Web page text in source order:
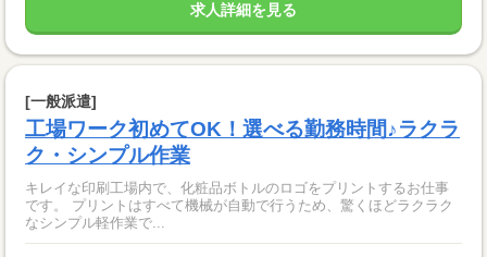
求人詳細を見る
[一般派遣]
工場ワーク初めてOK！選べる勤務時間♪ラクラ
ク・シンプル作業
キレイな印刷工場内で、化粧品ボトルのロゴをプリントするお仕事
です。 プリントはすべて機械が自動で行うため、驚くほどラクラク
なシンプル軽作業で...